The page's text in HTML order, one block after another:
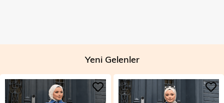
Yeni Gelenler